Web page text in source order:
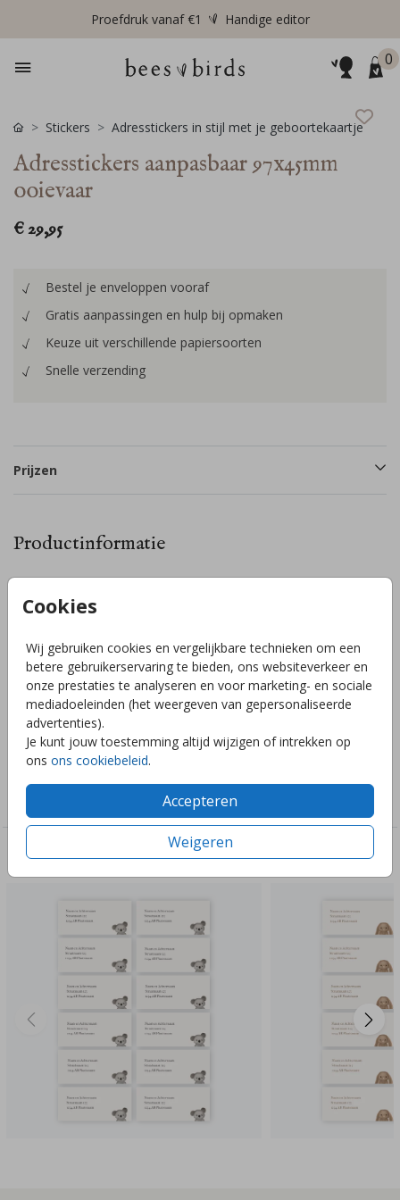
Proefdruk vanaf €1 Handige editor
0
Cookies
Wij gebruiken cookies en vergelijkbare technieken om een
betere gebruikerservaring te bieden, ons websiteverkeer en
onze prestaties te analyseren en voor marketing- en sociale
mediadoeleinden (het weergeven van gepersonaliseerde
advertenties).
Je kunt jouw toestemming altijd wijzigen of intrekken op
ons ons cookiebeleid.
Accepteren
Weigeren
Stickers Adresstickers in stijl met je geboortekaartje
Adresstickers aanpasbaar 97x45mm
ooievaar
€ 29,95
Bestel je enveloppen vooraf
Gratis aanpassingen en hulp bij opmaken
Keuze uit verschillende papiersoorten
Snelle verzending
Prijzen
Productinformatie
Je ontvangt 14 stickers per vel. Standaard zijn er 6
eenvoudig aanpassen naar minder vellen. Let op: doe dit op
voorhand, achteraf kunnen we dit niet meer aanpassen. Pas
het ontwerp helemaal naar wens aan in onze editor. Voeg
bijvoorbeeld elementen toe of speel met kleuren.
Toon meer
Adresstickers in stijl met je geboortekaartje
Deze ontwerpen vind je misschien ook leuk